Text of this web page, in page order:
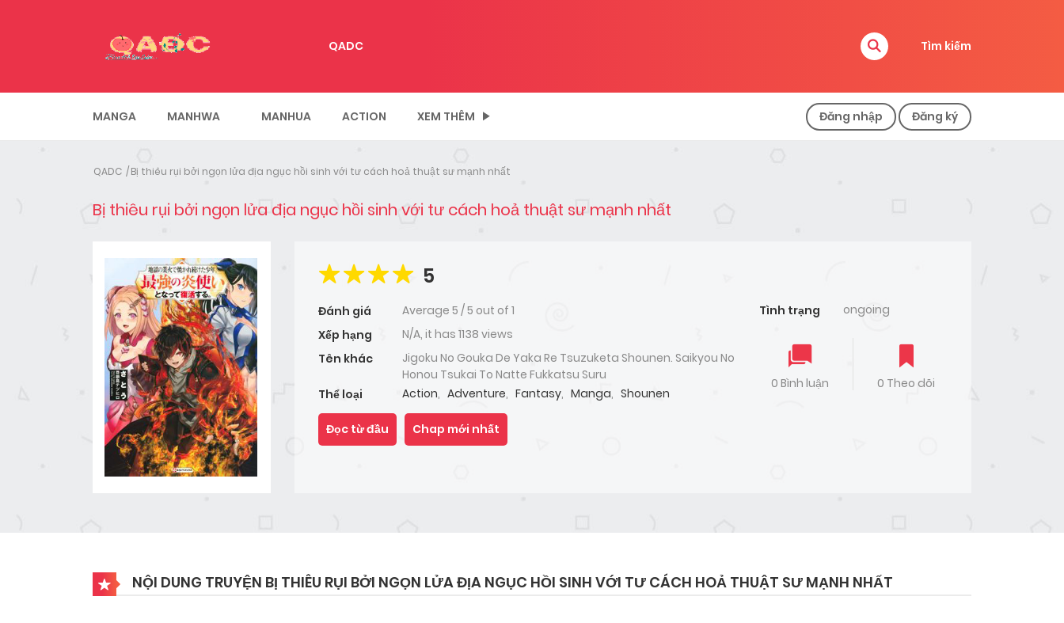
QADC Tìm kiếm
MANGA MANHWA MANHUA ACTION XEM THÊM Đăng nhập Đăng ký
QADC Bị thiêu rụi bởi ngọn lửa địa ngục hồi sinh với tư cách hoả thuật sư mạnh nhất
Bị thiêu rụi bởi ngọn lửa địa ngục hồi sinh với tư cách hoả thuật sư mạnh nhất
5
Đánh giá Average 5 /5 out of 1
Xếp hạng
N/A, it has 1138 views
Tên khác
Jigoku No Gouka De Yaka Re Tsuzuketa Shounen. Saikyou No
Honou Tsukai To Natte Fukkatsu Suru
Thể loại
Action, Adventure, Fantasy, Manga, Shounen
Tình trạng ongoing
0 Bình luận 0 Theo dõi
Đọc từ đầu Chap mới nhất
NỘI DUNG TRUYỆN BỊ THIÊU RỤI BỞI NGỌN LỬA ĐỊA NGỤC HỒI SINH VỚI TƯ CÁCH HOẢ THUẬT SƯ MẠNH NHẤT